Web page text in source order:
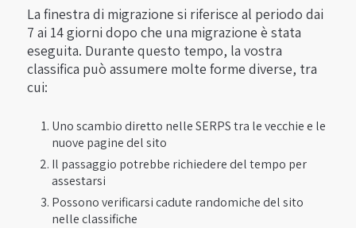
La finestra di migrazione si riferisce al periodo dai
7 ai 14 giorni dopo che una migrazione è stata
eseguita. Durante questo tempo, la vostra
classifica può assumere molte forme diverse, tra
cui:
Uno scambio diretto nelle SERPS tra le vecchie e le
nuove pagine del sito
Il passaggio potrebbe richiedere del tempo per
assestarsi
Possono verificarsi cadute randomiche del sito
nelle classifiche